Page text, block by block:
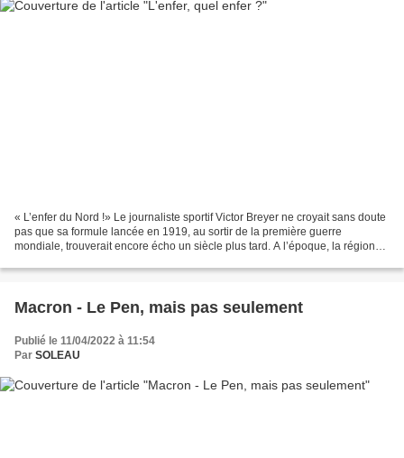
« L’enfer du Nord !» Le journaliste sportif Victor Breyer ne croyait sans doute
pas que sa formule lancée en 1919, au sortir de la première guerre
mondiale, trouverait encore écho un siècle plus tard. A l’époque, la région
Macron - Le Pen, mais pas seulement
Publié le 11/04/2022 à 11:54
Par SOLEAU